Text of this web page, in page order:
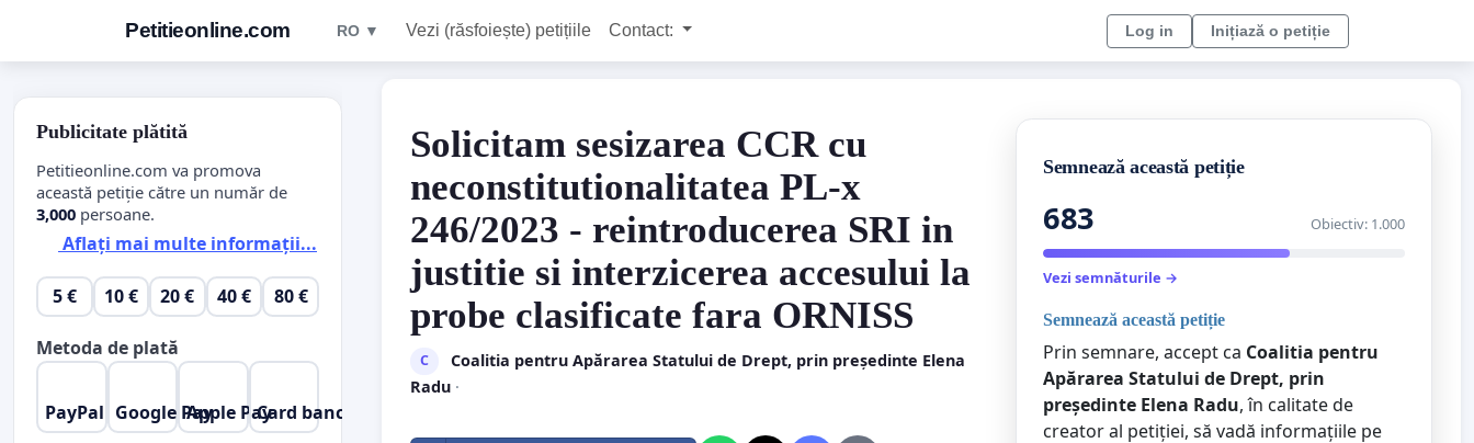
Petitieonline.com RO ▼ Vezi (răsfoiește) petițiile Contact: Log in Inițiază o petiție
Solicitam sesizarea CCR cu
neconstitutionalitatea PL-x
246/2023 - reintroducerea SRI in
justitie si interzicerea accesului la
probe clasificate fara ORNISS
C
Coalitia pentru Apărarea Statului de Drept, prin președinte Elena
Radu ·
Semnează această petiție
683 Obiectiv: 1.000
Vezi semnăturile →
Semnează această petiție
Prin semnare, accept ca Coalitia pentru
Apărarea Statului de Drept, prin
președinte Elena Radu, în calitate de
creator al petiției, să vadă informațiile pe
Publicitate plătită
Petitieonline.com va promova
această petiție către un număr de
3,000 persoane.
Aflați mai multe informații...
5 € 10 € 20 € 40 € 80 €
Metoda de plată
PayPal Google PayApple PayCard bancar